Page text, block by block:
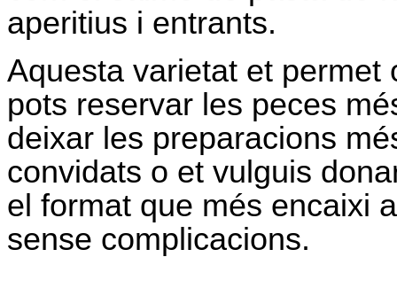
aperitius i entrants.
Aquesta varietat et permet
pots reservar les peces
deixar les preparacions
convidats o et vulguis
el format que més encaixi
sense complicacions.